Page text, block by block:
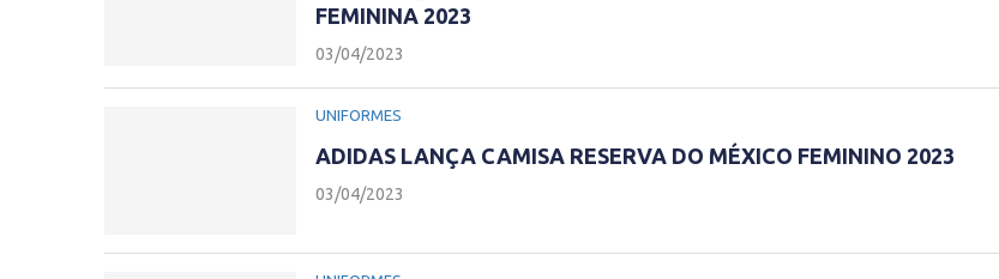
FEMININA 2023
03/04/2023
UNIFORMES
ADIDAS LANÇA CAMISA RESERVA DO MÉXICO FEMININO 2023
03/04/2023